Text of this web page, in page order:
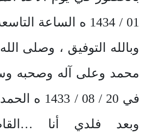
01 / 1434 ه الساعة
وبالله التوفيق ، وصلى
محمد وعلى آله وصحبه
في 20 / 08 /
وبعد فلدي أنا